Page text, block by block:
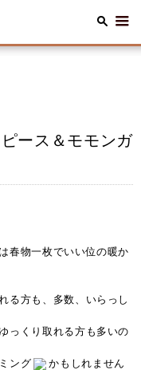
ース＆モモンガ
春物一枚でいい位の暖か
る方も、多数、いらっし
っくり取れる方も多いの
ング
かもしれません